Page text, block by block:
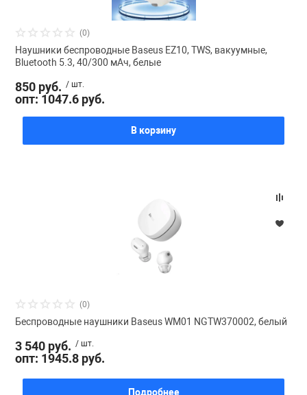
(0)
Наушники беспроводные Baseus EZ10, TWS, вакуумные,
Bluetooth 5.3, 40/300 мАч, белые
850 руб. / шт.
опт: 1047.6 руб.
В корзину
(0)
Беспроводные наушники Baseus WM01 NGTW370002, белый
3 540 руб. / шт.
опт: 1945.8 руб.
Подробнее